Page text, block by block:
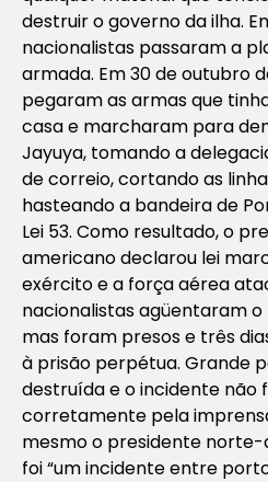
destruir o governo da ilha.
nacionalistas passaram a
armada. Em 30 de outubro
pegaram as armas que
casa e marcharam para
Jayuya, tomando a
de correio, cortando as
hasteando a bandeira de
Lei 53. Como resultado, o
americano declarou lei
exército e a força aérea
nacionalistas agüentaram
mas foram presos e três
à prisão perpétua. Grande
destruída e o incidente não
corretamente pela
mesmo o presidente
foi “um incidente entre